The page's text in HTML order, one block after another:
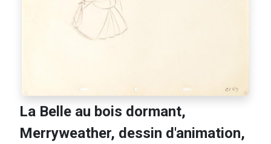
La Belle au bois dormant,
Merryweather, dessin d'animation,